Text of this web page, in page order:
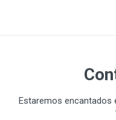
Estaremos encantados